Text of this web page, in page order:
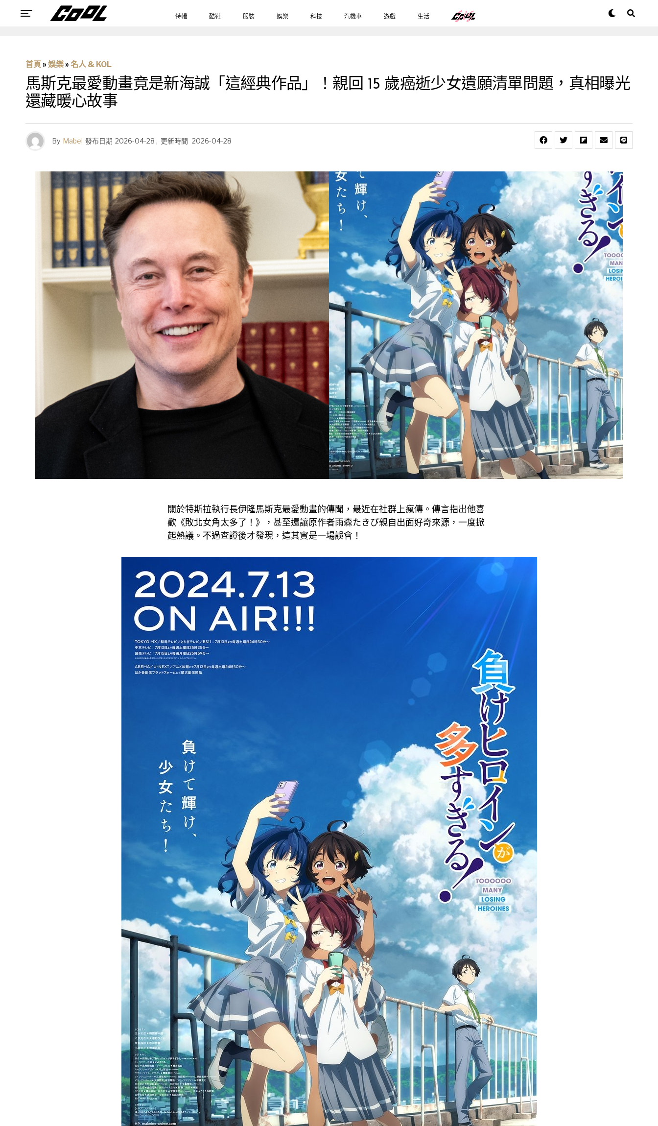
特輯 酷鞋 服裝 娛樂 科技 汽機車 遊戲 生活
首頁 » 娛樂 » 名人 & KOL
馬斯克最愛動畫竟是新海誠「這經典作品」！親回 15 歲癌逝少女遺願清單問題，真相曝光
還藏暖心故事
By Mabel 發布日期 2026-04-28 , 更新時間 2026-04-28
關於特斯拉執行長伊隆馬斯克最愛動畫的傳聞，最近在社群上瘋傳。傳言指出他喜
歡《敗北女角太多了！》，甚至還讓原作者雨森たきび親自出面好奇來源，一度掀
起熱議。不過查證後才發現，這其實是一場誤會！